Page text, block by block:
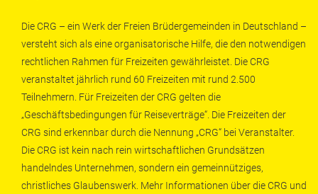
Die CRG – ein Werk der Freien Brüdergemeinden in Deutschland –
versteht sich als eine organisatorische Hilfe, die den notwendigen
rechtlichen Rahmen für Freizeiten gewährleistet. Die CRG
veranstaltet jährlich rund 60 Freizeiten mit rund 2.500
Teilnehmern. Für Freizeiten der CRG gelten die
„Geschäftsbedingungen für Reiseverträge“. Die Freizeiten der
CRG sind erkennbar durch die Nennung „CRG“ bei Veranstalter.
Die CRG ist kein nach rein wirtschaftlichen Grundsätzen
handelndes Unternehmen, sondern ein gemeinnütziges,
christliches Glaubenswerk. Mehr Informationen über die CRG und